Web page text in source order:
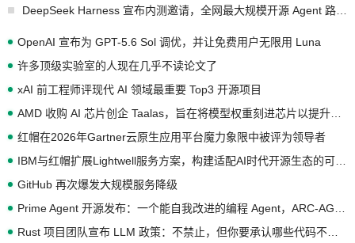
OpenAI 宣布为 GPT-5.6 Sol 调优，并让免费用户无限用 Luna
许多顶级实验室的人现在几乎不读论文了
xAI 前工程师评现代 AI 领域最重要 Top3 开源项目
红帽在2026年Gartner云原生应用平台魔力象限中被评为领导者
GitHub 再次爆发大规模服务降级